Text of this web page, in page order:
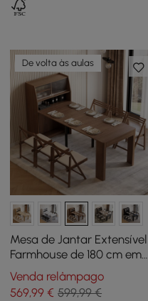
De volta às aulas
Mesa de Jantar Extensível
Farmhouse de 180 cm em
Nogueira com Aparador, 4-
5 Lugares
Venda relâmpago
569,99 € 599,99 €